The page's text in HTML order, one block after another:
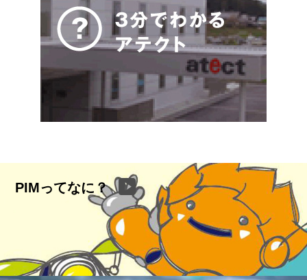
PIMってなに？